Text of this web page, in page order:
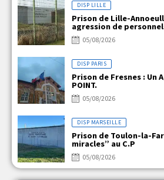
DISP LILLE
Prison de Lille-
agression de
05/08/2026
DISP PARIS
Prison de Fresnes : Un
POINT.
05/08/2026
DISP MARSEILLE
Prison de Toulon-la-
miracles” au C.P
05/08/2026